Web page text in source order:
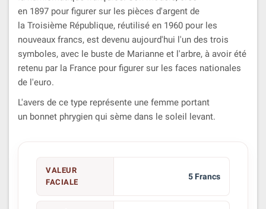
en 1897 pour figurer sur les pièces d'argent de
la Troisième République, réutilisé en 1960 pour les
nouveaux francs, est devenu aujourd'hui l'un des trois
symboles, avec le buste de Marianne et l'arbre, à avoir été
retenu par la France pour figurer sur les faces nationales
de l'euro.
L'avers de ce type représente une femme portant
un bonnet phrygien qui sème dans le soleil levant.
VALEUR
FACIALE
5 Francs